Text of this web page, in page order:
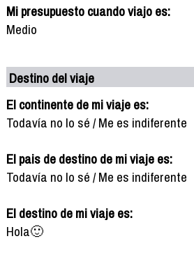
Mi presupuesto cuando viajo es:
Medio
Destino del viaje
El continente de mi viaje es:
Todavía no lo sé / Me es indiferente
El pais de destino de mi viaje es:
Todavía no lo sé / Me es indiferente
El destino de mi viaje es:
Hola🙂